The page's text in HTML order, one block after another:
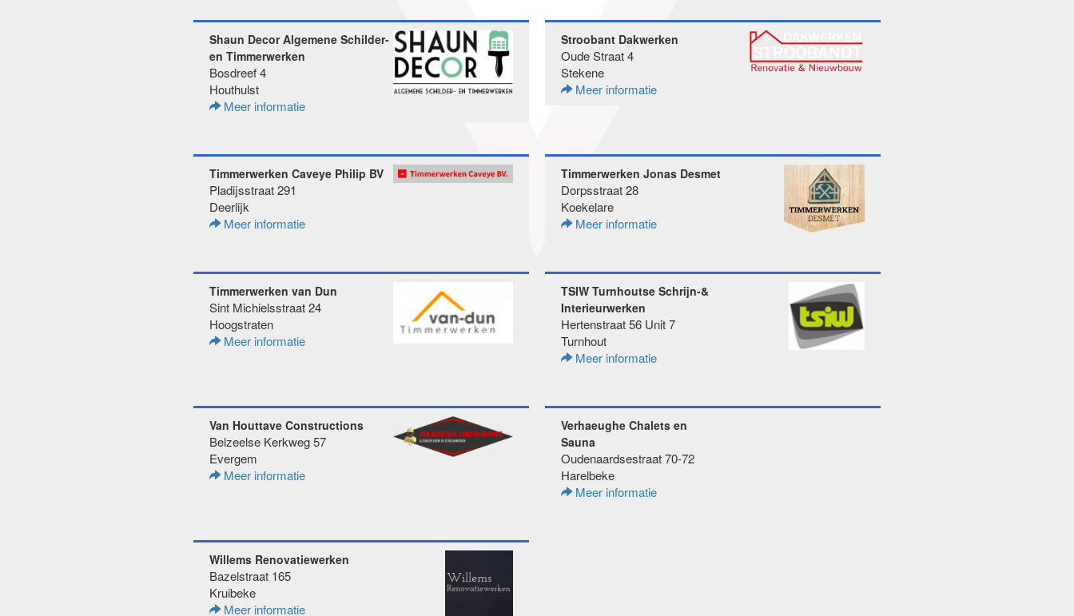
Shaun Decor Algemene Schilder-
en Timmerwerken
Bosdreef 4
Houthulst
Meer informatie
Stroobant Dakwerken
Oude Straat 4
Stekene
Meer informatie
Timmerwerken Caveye Philip BV
Pladijsstraat 291
Deerlijk
Meer informatie
Timmerwerken Jonas Desmet
Dorpsstraat 28
Koekelare
Meer informatie
Timmerwerken van Dun
Sint Michielsstraat 24
Hoogstraten
Meer informatie
TSIW Turnhoutse Schrijn-&
Interieurwerken
Hertenstraat 56 Unit 7
Turnhout
Meer informatie
Van Houttave Constructions
Belzeelse Kerkweg 57
Evergem
Meer informatie
Verhaeughe Chalets en
Sauna
Oudenaardsestraat 70-72
Harelbeke
Meer informatie
Willems Renovatiewerken
Bazelstraat 165
Kruibeke
Meer informatie